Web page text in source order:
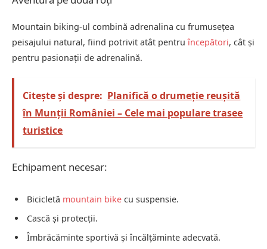
Mountain biking-ul combină adrenalina cu frumusețea
peisajului natural, fiind potrivit atât pentruîncepători, cât și
pentru pasionații de adrenalină.
Citește și despre: Planifică o drumeție reușită
în Munții României – Cele mai populare trasee
turistice
Echipament necesar:
Bicicletă mountain bike cu suspensie.
Cască și protecții.
Îmbrăcăminte sportivă și încălțăminte adecvată.